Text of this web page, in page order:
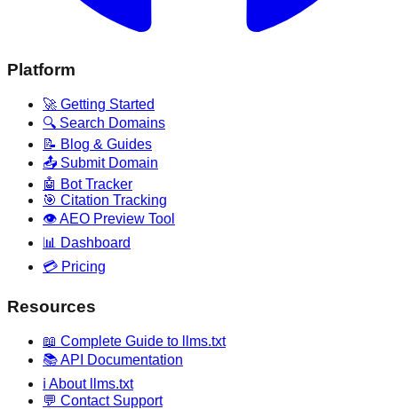
Platform
🚀 Getting Started
🔍 Search Domains
📝 Blog & Guides
📤 Submit Domain
🤖 Bot Tracker
🎯 Citation Tracking
👁️ AEO Preview Tool
📊 Dashboard
💳 Pricing
Resources
📖 Complete Guide to llms.txt
📚 API Documentation
ℹ️ About llms.txt
💬 Contact Support